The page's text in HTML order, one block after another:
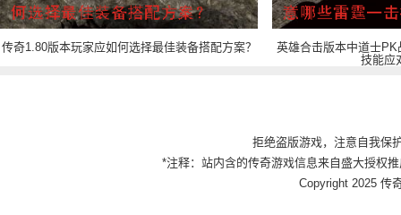
传奇1.80版本玩家应如何选择最佳装备搭配方案？
英雄合击版本中道士
技能应
拒绝盗版游戏，注意自我保
*注释：站内含的传奇游戏信息来自盛大授权
Copyright 2025 传